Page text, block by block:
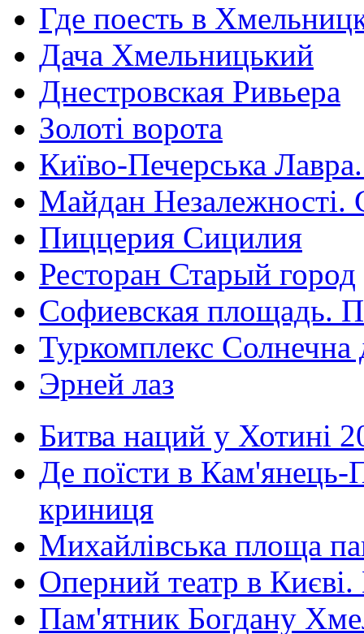
Где поесть в
Дача Хмельницький
Днестровская Ривьера
Золоті ворота
Київо-Печерська
Майдан Незалежності.
Пиццерия Сицилия
Ресторан Старый город
Софиевская площадь.
Туркомплекс Солнечна
Эрней лаз
Битва наций у Хотині
Де поїсти в Кам'янець-
криниця
Михайлівська площа
Оперний театр в
Пам'ятник Богдану